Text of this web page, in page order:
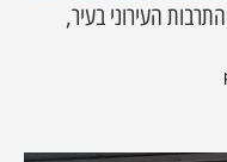
העירוני בעיר,